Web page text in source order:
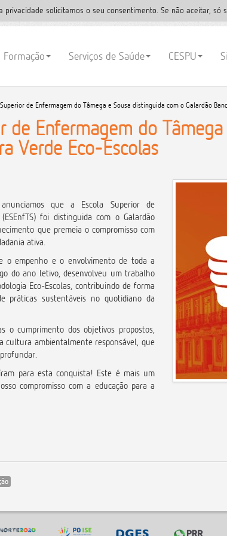
privacidade solicitamos o seu consentimento. Se não aceitar,
Formação Serviços de Saúde CESPU
de Enfermagem do Tâmega e Sousa distinguida com o Galardão
de Enfermagem do
Verde Eco-Escolas
que a Escola Superior de
foi distinguida com o Galardão
que premeia o compromisso com
ativa.
o empenho e o envolvimento de toda a
do ano letivo, desenvolveu um trabalho
Eco-Escolas, contribuindo de forma
práticas sustentáveis no quotidiano da
o cumprimento dos objetivos propostos,
cultura ambientalmente responsável, que
para esta conquista! Este é mais um
compromisso com a educação para a